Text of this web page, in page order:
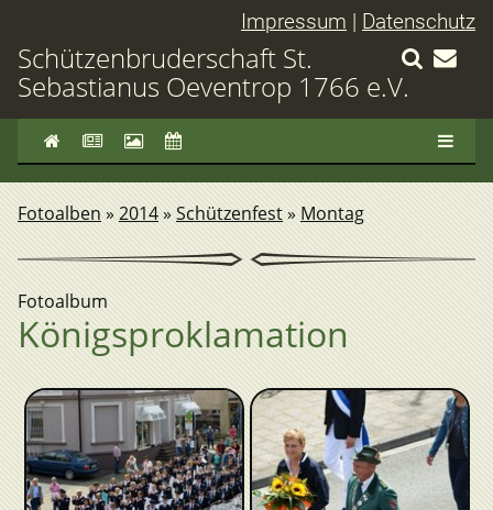
Impressum | Datenschutz
Schützenbruderschaft St.
Sebastianus Oeventrop 1766 e.V.
Fotoalben » 2014» Schützenfest» Montag
Fotoalbum
Königsproklamation